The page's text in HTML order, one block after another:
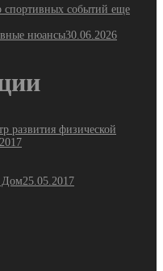
спортивных событий еще
нюансы30.06.2026
развития физической
Дом25.05.2017